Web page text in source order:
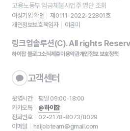
고용노동부 임금체불사업주 명단 조회
여성기업 확인
제0111-2022-22801호
개인정보보호책임자
이윤미
링크업솔루션(C). All rights
하이잡 블로그소식제휴이용약관개인정보 보호정책
고객센터
운영시간
평일 09:00-18:00
카카오톡
@하이잡
전화번호
02-2178-8073/8029
이메일
haijobteam@gmail.com